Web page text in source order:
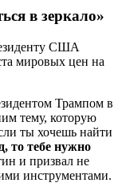
в зеркало»
США
мировых цен на
Трампом в
тему, которую
ты хочешь найти
то тебе нужно
и призвал не
инструментами.